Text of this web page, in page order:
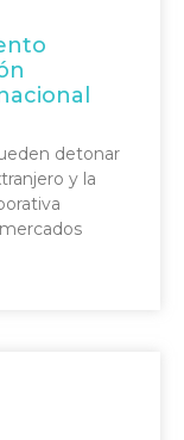
detonar
y la